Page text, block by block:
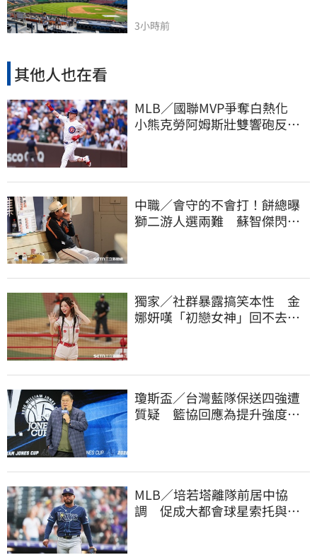
3小時前
其他人也在看
MLB／國聯MVP爭奪白熱化
小熊克勞阿姆斯壯雙響砲反超
中職／會守的不會打！餅總曝
獅二游人選兩難 蘇智傑閃到
獨家／社群暴露搞笑本性 金
娜妍嘆「初戀女神」回不去！
瓊斯盃／台灣藍隊保送四強遭
質疑 籃協回應為提升強度！
MLB／培若塔離隊前居中協
調 促成大都會球星索托與林